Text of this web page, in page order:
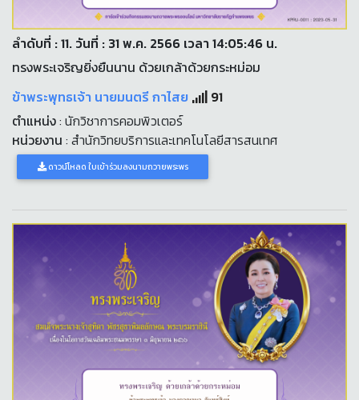
ลำดับที่ : 11. วันที่ : 31 พ.ค. 2566 เวลา 14:05:46 น.
ทรงพระเจริญยิ่งยืนนาน ด้วยเกล้าด้วยกระหม่อม
ข้าพระพุทธเจ้า นายมนตรี กาไสย
91
ตำแหน่ง: นักวิชาการคอมพิวเตอร์
หน่วยงาน : สำนักวิทยบริการและเทคโนโลยีสารสนเทศ
ดาวน์โหลด ใบเข้าร่วมลงนามถวายพระพร